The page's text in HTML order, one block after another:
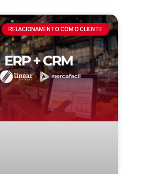
RELACIONAMENTO COM O CLIENTE